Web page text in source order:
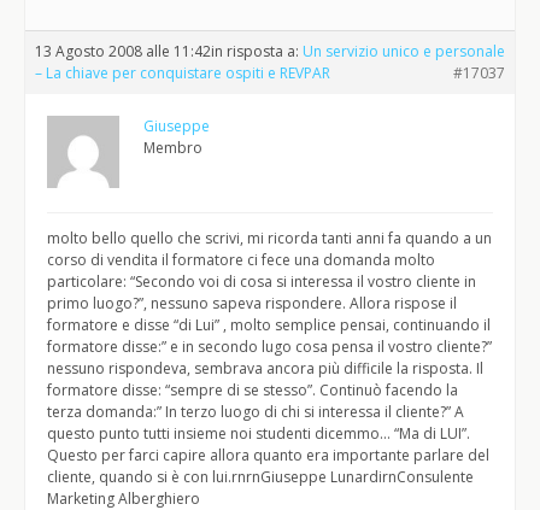
13 Agosto 2008 alle 11:42in risposta a: Un servizio unico e personale
– La chiave per conquistare ospiti e REVPAR
#17037
Giuseppe
Membro
molto bello quello che scrivi, mi ricorda tanti anni fa quando a un
corso di vendita il formatore ci fece una domanda molto
particolare: “Secondo voi di cosa si interessa il vostro cliente in
primo luogo?”, nessuno sapeva rispondere. Allora rispose il
formatore e disse “di Lui” , molto semplice pensai, continuando il
formatore disse:” e in secondo lugo cosa pensa il vostro cliente?”
nessuno rispondeva, sembrava ancora più difficile la risposta. Il
formatore disse: “sempre di se stesso”. Continuò facendo la
terza domanda:” In terzo luogo di chi si interessa il cliente?” A
questo punto tutti insieme noi studenti dicemmo… “Ma di LUI”.
Questo per farci capire allora quanto era importante parlare del
cliente, quando si è con lui.rnrnGiuseppe LunardirnConsulente
Marketing Alberghiero